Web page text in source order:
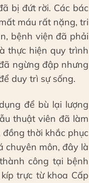
bị đứt rời. Các bác
máu rất nặng, tri
bệnh viện đã phải
thực hiện quy trình
ngừng đập nhưng
duy trì sự sống.
để bù lại lượng
thuật viên đã làm
thời khắc phục
chuyên môn, đây là
công tại bệnh
trực từ khoa Cấp